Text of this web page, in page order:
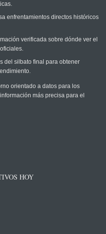
enfrentamientos directos históricos
verificada sobre dónde ver el
del silbato final para obtener
orientado a datos para los
más precisa para el
HOY